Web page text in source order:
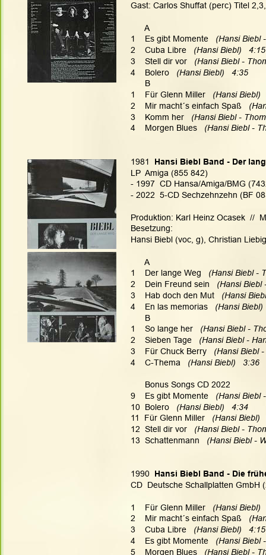
Gast: Carlos Shuffat (perc) Titel
      A
1    Es gibt Momente (Hansi Biebl
2    Cuba Libre
(Hansi Biebl)   4:15
3    Stell dir vor (Hansi Biebl -
4    Bolero
(Hansi Biebl)   4:35
      B
1    Für Glenn Miller
(Hansi Biebl)
2    Mir macht´s einfach Spaß
3    Komm her
(Hansi Biebl -
4    Morgen Blues
(Hansi Biebl -
1981
Hansi Biebl Band - Der
LP  Amiga (855 842)
- 1997  CD Hansa/Amiga/BMG
- 2022  5-CD Sechzehnzehn (BF
Produktion: Karl Heinz Ocasek  //
Besetzung:
Hansi Biebl (voc, g), Christian
      A
1    Der lange Weg (Hansi Biebl -
2    Dein Freund sein (Hansi Biebl
3    Hab doch den Mut
(Hansi
4    En las memorias (Hansi Biebl)
      B
1    So lange her
(Hansi Biebl -
2    Sieben Tage
(Hansi Biebl -
3    Für Chuck Berry (Hansi Biebl
4    C-Thema (Hansi Biebl)   3:36
Bonus Songs CD 2022
9    Es gibt Momente
(Hansi Biebl
10
Bolero (Hansi Biebl)   4:34
11
Für Glenn Miller (Hansi Biebl)
12 Stell dir vor (Hansi Biebl -
13 Schattenmann (Hansi Biebl -
1990
Hansi Biebl Band - Die
CD  Deutsche Schallplatten GmbH
1    Für Glenn Miller (Hansi Biebl)
2    Mir macht´s einfach Spaß
3    Cuba Libre (Hansi Biebl)   4:15
4    Es gibt Momente
(Hansi Biebl
5    Morgen Blues (Hansi Biebl -